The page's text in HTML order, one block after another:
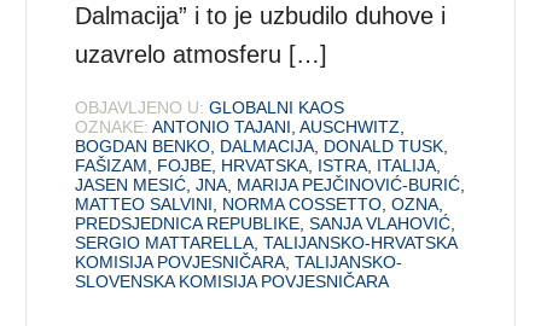
Dalmacija” i to je uzbudilo duhove i
uzavrelo atmosferu […]
OBJAVLJENO U: GLOBALNI KAOS
OZNAKE: ANTONIO TAJANI ,AUSCHWITZ
BOGDAN BENKO DALMACIJA DONALD TUSK
FAŠIZAM
FOJBE HRVATSKA ISTRA ITALIJA
JASEN MESIĆ ,JNA MARIJA PEJČINOVIĆ-BURIĆ
MATTEO SALVINI
NORMA COSSETTO ,OZNA
PREDSJEDNICA REPUBLIKE ,SANJA VLAHOVIĆ
SERGIO MATTARELLA ,TALIJANSKO-HRVATSKA
KOMISIJA POVJESNIČARA ,TALIJANSKO-
SLOVENSKA KOMISIJA POVJESNIČARA